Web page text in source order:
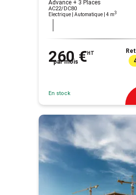
Advance + 3 Places
AC22/DC80
Electrique | Automatique | 4 m3
260 € HT
par mois
En stock